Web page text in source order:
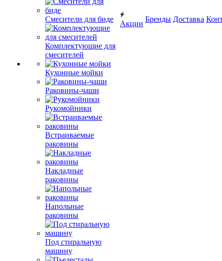
Смесители для биде
Комплектующие для
смесителей
Кухонные мойки
Раковины-чаши
Рукомойники
Встраиваемые
раковины
Накладные
раковины
Напольные
раковины
Под стиральную
машину
Акции
Бренды Доставка